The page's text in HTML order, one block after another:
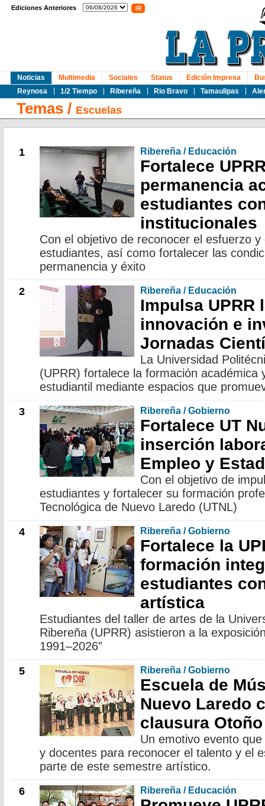
Ediciones Anteriores
Noticias
Reynosa
1/2 Tiempo Ribereña Rio Bravo Tamaulipas
Multimedia Sociales Status Edición Impresa
Temas / Escuelas
1 Ribereña / Educación
Fortalece
permanencia
estudiantes
institucionales
Con el objetivo de reconocer el esfuerzo
estudiantes, así como fortalecer las
permanencia y éxito
2 Ribereña / Educación
Impulsa UPRR
innovación e
Jornadas
La Universidad
(UPRR) fortalece la formación académica
estudiantil mediante espacios que
3 Ribereña / Gobierno
Fortalece UT
inserción
Empleo y
Con el objetivo de
estudiantes y fortalecer su formación
Tecnológica de Nuevo Laredo (UTNL)
4 Ribereña / Gobierno
Fortalece la
formación
estudiantes
artística
Estudiantes del taller de artes de la
Ribereña (UPRR) asistieron a la
1991–2026”
5 Ribereña / Gobierno
Escuela de
Nuevo Laredo
clausura
Un emotivo evento
y docentes para reconocer el talento y el
parte de este semestre artístico.
6 Ribereña / Educación